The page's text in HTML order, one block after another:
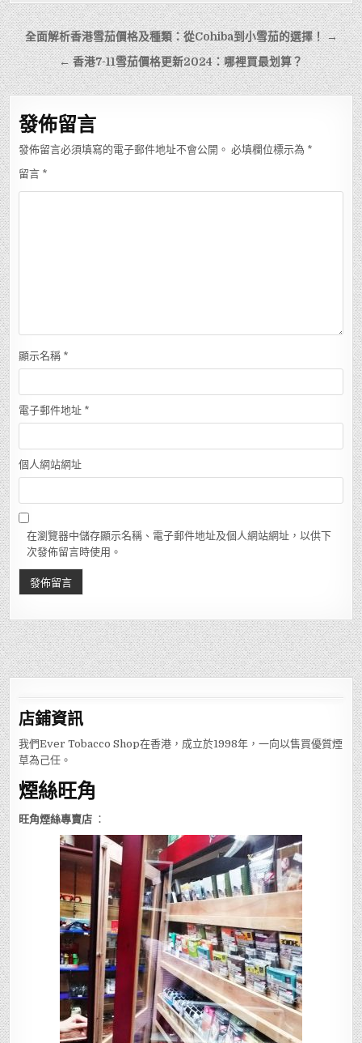
文
章
導
覽
全面解析香港雪茄價格及種類：從Cohiba到小雪茄的選擇！ →
← 香港7-11雪茄價格更新2024：哪裡買最划算？
發佈留言
發佈留言必須填寫的電子郵件地址不會公開。 必填欄位標示為 *
留言 *
顯示名稱 *
電子郵件地址 *
個人網站網址
在瀏覽器中儲存顯示名稱、電子郵件地址及個人網站網址，以供下
次發佈留言時使用。
店鋪資訊
我們Ever Tobacco Shop在香港，成立於1998年，一向以售買優質煙
草為己任。
煙絲旺角
旺角煙絲專賣店 ：